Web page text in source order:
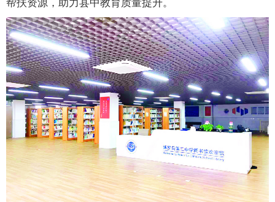
帮扶资源，助力县中教育质量提升。